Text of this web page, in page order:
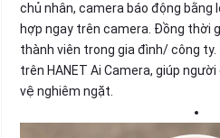
chủ nhân, camera báo động
hợp ngay trên camera. Đồng thời
thành viên trong gia đình/ công
trên HANET Ai Camera, giúp
vệ nghiêm ngặt.